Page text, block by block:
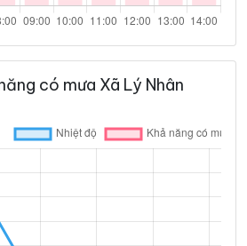
có mưa Xã Lý Nhân